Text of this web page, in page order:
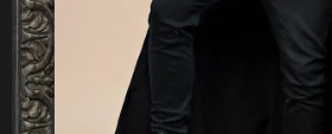
HLEDAT